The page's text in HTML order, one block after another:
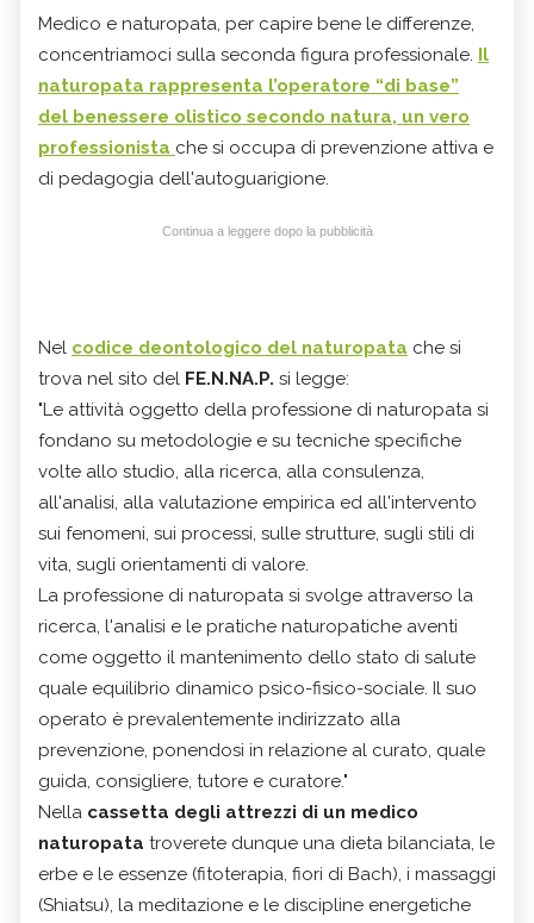
Medico e naturopata, per capire bene le differenze,
concentriamoci sulla seconda figura professionale. Il
naturopata rappresenta l’operatore “di base”
del benessere olistico secondo natura, un vero
professionista che si occupa di prevenzione attiva e
di pedagogia dell'autoguarigione.
Continua a leggere dopo la pubblicità
Nel codice deontologico del naturopata che si
trova nel sito del FE.N.NA.P. si legge:
"Le attività oggetto della professione di naturopata si
fondano su metodologie e su tecniche specifiche
volte allo studio, alla ricerca, alla consulenza,
all'analisi, alla valutazione empirica ed all'intervento
sui fenomeni, sui processi, sulle strutture, sugli stili di
vita, sugli orientamenti di valore.
La professione di naturopata si svolge attraverso la
ricerca, l'analisi e le pratiche naturopatiche aventi
come oggetto il mantenimento dello stato di salute
quale equilibrio dinamico psico-fisico-sociale. Il suo
operato è prevalentemente indirizzato alla
prevenzione, ponendosi in relazione al curato, quale
guida, consigliere, tutore e curatore."
Nella cassetta degli attrezzi di un medico
naturopata troverete dunque una dieta bilanciata, le
erbe e le essenze (fitoterapia, fiori di Bach), i massaggi
(Shiatsu), la meditazione e le discipline energetiche